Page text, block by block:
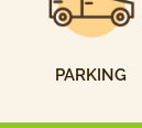
PARKING